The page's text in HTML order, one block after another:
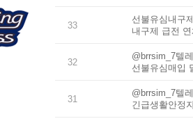
33
선불유심내구
내구제 급전
32
@brrsim_7텔
선불유심매입
31
@brrsim_7텔
긴급생활안정